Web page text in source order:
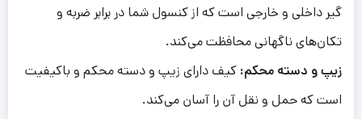
گیر داخلی و خارجی است که از کنسول شما در برابر ضربه و
تکان‌های ناگهانی محافظت می‌کند.
زیپ و دسته محکم: کیف دارای زیپ و دسته محکم و باکیفیت
است که حمل و نقل آن را آسان می‌کند.